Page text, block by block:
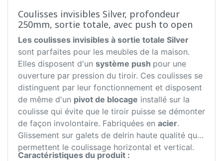
Coulisses invisibles Silver, profondeur
250mm, sortie totale, avec push to open
Les coulisses invisibles à sortie totale Silver
sont parfaites pour les meubles de la maison.
Elles disposent d'un système push pour une
ouverture par pression du tiroir. Ces coulisses se
distinguent par leur fonctionnement et disposent
de même d'un pivot de blocage installé sur la
coulisse qui évite que le tiroir puisse se démonter
de façon involontaire. Fabriquées en acier.
Glissement sur galets de delrin haute qualité qui
permettent le coulissage horizontal et vertical.
Caractéristiques du produit :